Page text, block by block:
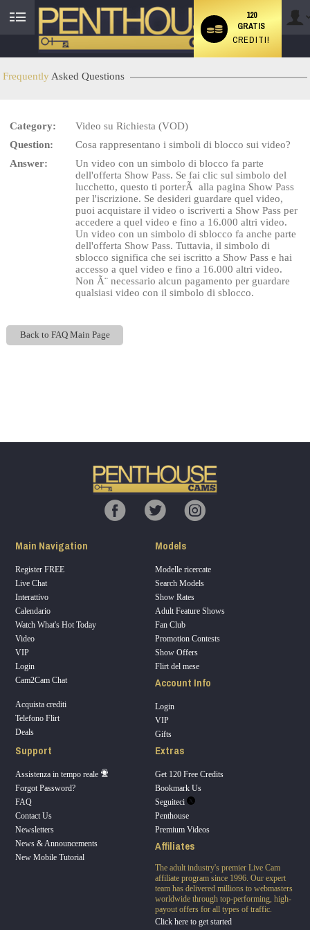
User
status
120
GRATIS
CREDITI!
Frequently Asked Questions
Category:
Video su Richiesta (VOD)
Question:
Cosa rappresentano i simboli di blocco sui video?
Answer:
Un video con un simbolo di blocco fa parte
dell'offerta Show Pass. Se fai clic sul simbolo del
lucchetto, questo ti porterÃ alla pagina Show Pass
per l'iscrizione. Se desideri guardare quel video,
puoi acquistare il video o iscriverti a Show Pass per
accedere a quel video e fino a 16.000 altri video.
Un video con un simbolo di sblocco fa anche parte
dell'offerta Show Pass. Tuttavia, il simbolo di
sblocco significa che sei iscritto a Show Pass e hai
accesso a quel video e fino a 16.000 altri video.
Non Ã¨ necessario alcun pagamento per guardare
qualsiasi video con il simbolo di sblocco.
Back to FAQ Main Page
Main Navigation
Register FREE
Live Chat
Interattivo
Calendario
Watch What's Hot Today
Video
VIP
Login
Cam2Cam Chat
Acquista crediti
Telefono Flirt
Deals
Models
Modelle ricercate
Search Models
Show Rates
Adult Feature Shows
Fan Club
Promotion Contests
Show Offers
Flirt del mese
Account Info
Login
VIP
Gifts
Support
Assistenza in tempo reale
Forgot Password?
FAQ
Contact Us
Newsletters
News & Announcements
New Mobile Tutorial
Extras
Get 120 Free Credits
Bookmark Us
Seguiteci
Penthouse
Premium Videos
Affiliates
The adult industry's premier Live Cam
affiliate program since 1996. Our expert
team has delivered millions to webmasters
worldwide through top-performing, high-
payout offers for all types of traffic.
Click here to get started
LIMITED TIME OFFER!
120
F
R
E
E
C
R
E
DI
T
S